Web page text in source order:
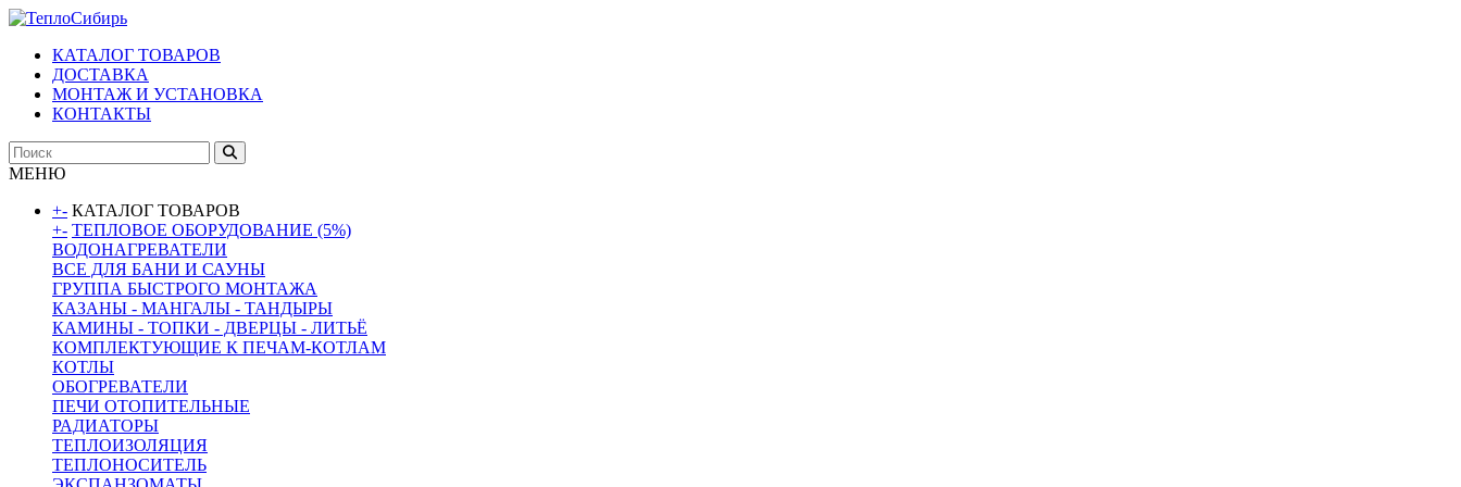
КАТАЛОГ ТОВАРОВ
ДОСТАВКА
МОНТАЖ И УСТАНОВКА
КОНТАКТЫ
МЕНЮ
+- КАТАЛОГ ТОВАРОВ
+- ТЕПЛОВОЕ ОБОРУДОВАНИЕ (5%)
ВОДОНАГРЕВАТЕЛИ
ВСЕ ДЛЯ БАНИ И САУНЫ
ГРУППА БЫСТРОГО МОНТАЖА
КАЗАНЫ - МАНГАЛЫ - ТАНДЫРЫ
КАМИНЫ - ТОПКИ - ДВЕРЦЫ - ЛИТЬЁ
КОМПЛЕКТУЮЩИЕ К ПЕЧАМ-КОТЛАМ
КОТЛЫ
ОБОГРЕВАТЕЛИ
ПЕЧИ ОТОПИТЕЛЬНЫЕ
РАДИАТОРЫ
ТЕПЛОИЗОЛЯЦИЯ
ТЕПЛОНОСИТЕЛЬ